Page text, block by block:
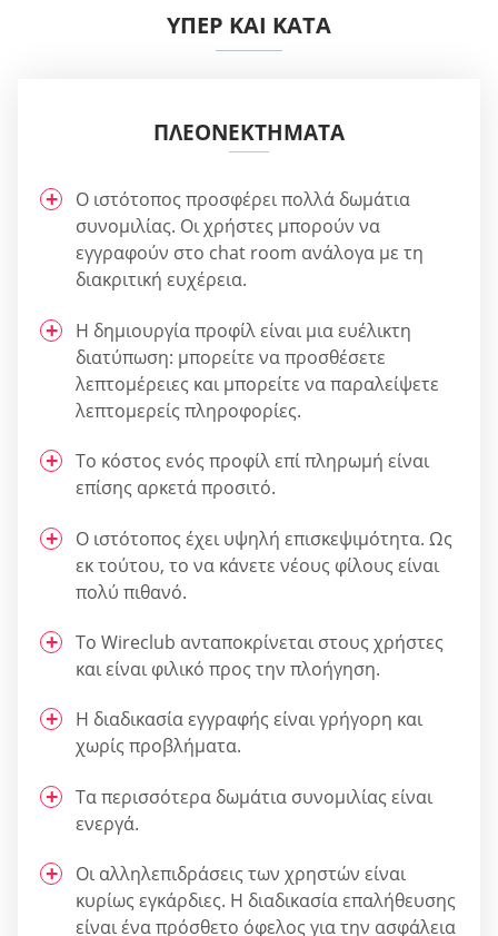
ΥΠΈΡ ΚΑΙ ΚΑΤΆ
ΠΛΕΟΝΕΚΤΉΜΑΤΑ
Ο ιστότοπος προσφέρει πολλά δωμάτια
συνομιλίας. Οι χρήστες μπορούν να
εγγραφούν στο chat room ανάλογα με τη
διακριτική ευχέρεια.
Η δημιουργία προφίλ είναι μια ευέλικτη
διατύπωση: μπορείτε να προσθέσετε
λεπτομέρειες και μπορείτε να παραλείψετε
λεπτομερείς πληροφορίες.
Το κόστος ενός προφίλ επί πληρωμή είναι
επίσης αρκετά προσιτό.
Ο ιστότοπος έχει υψηλή επισκεψιμότητα. Ως
εκ τούτου, το να κάνετε νέους φίλους είναι
πολύ πιθανό.
Το Wireclub ανταποκρίνεται στους χρήστες
και είναι φιλικό προς την πλοήγηση.
Η διαδικασία εγγραφής είναι γρήγορη και
χωρίς προβλήματα.
Τα περισσότερα δωμάτια συνομιλίας είναι
ενεργά.
Οι αλληλεπιδράσεις των χρηστών είναι
κυρίως εγκάρδιες. Η διαδικασία επαλήθευσης
είναι ένα πρόσθετο όφελος για την ασφάλεια